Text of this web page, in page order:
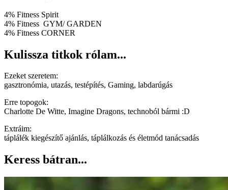
4% Fitness Spirit
4% Fitness GYM/ GARDEN
4% Fitness CORNER
Kulissza titkok rólam...
Ezeket szeretem:
gasztronómia, utazás, testépítés, Gaming, labdarúgás
Erre topogok:
Charlotte De Witte, Imagine Dragons, technoból bármi :D
Extráim:
táplálék kiegészítő ajánlás, táplálkozás és életmód tanácsadás
Keress bátran...